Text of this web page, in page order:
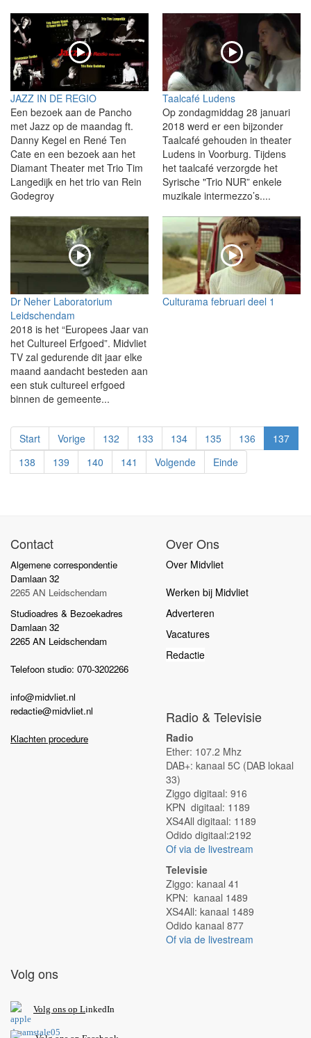
JAZZ IN DE REGIO
Een bezoek aan de Pancho
met Jazz op de maandag ft.
Danny Kegel en René Ten
Cate en een bezoek aan het
Diamant Theater met Trio Tim
Langedijk en het trio van Rein
Godegroy
Taalcafé Ludens
Op zondagmiddag 28 januari
2018 werd er een bijzonder
Taalcafé gehouden in theater
Ludens in Voorburg. Tijdens
het taalcafé verzorgde het
Syrische "Trio NUR” enkele
muzikale intermezzo’s....
Dr Neher Laboratorium
Leidschendam
2018 is het “Europees Jaar van
het Cultureel Erfgoed”. Midvliet
TV zal gedurende dit jaar elke
maand aandacht besteden aan
een stuk cultureel erfgoed
binnen de gemeente...
Culturama februari deel 1
Start Vorige 132 133 134 135 136
137
138
139 140 141 Volgende Einde
Contact
Algemene correspondentie
Damlaan 32
2265 AN Leidschendam
Studioadres & Bezoekadres
Damlaan 32
2265 AN Leidschendam
Telefoon studio: 070-3202266
info@midvliet.nl
redactie@midvliet.nl
Klachten procedure
Over Ons
Over Midvliet
Werken bij Midvliet
Adverteren
Vacatures
Redactie
Radio & Televisie
Radio
Ether: 107.2 Mhz
DAB+: kanaal 5C (DAB lokaal
33)
Ziggo digitaal: 916
KPN digitaal: 1189
XS4All digitaal: 1189
Odido digitaal:2192
Of via de livestream
Televisie
Ziggo: kanaal 41
KPN: kanaal 1489
XS4All: kanaal 1489
Odido kanaal 877
Of via de livestream
Volg ons
Volg ons op LinkedIn